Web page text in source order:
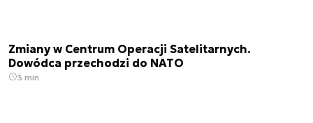
Zmiany w Centrum Operacji Satelitarnych.
Dowódca przechodzi do NATO
3 min.